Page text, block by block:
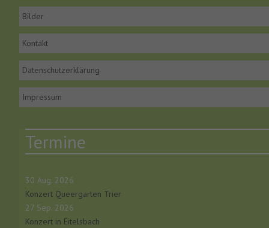
Bilder
Kontakt
Datenschutzerklärung
Impressum
Termine
30 Aug. 2026
Konzert Queergarten Trier
27 Sep. 2026
Konzert in Eitelsbach